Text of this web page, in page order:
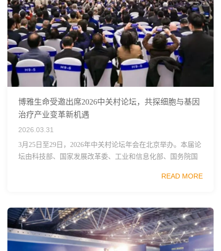
博雅生命受邀出席2026中关村论坛，共探细胞与基因
治疗产业变革新机遇
2026.03.31
3月25日至29日，2026年中关村论坛年会在北京举办。本届论
坛由科技部、国家发展改革委、工业和信息化部、国务院国
READ MORE